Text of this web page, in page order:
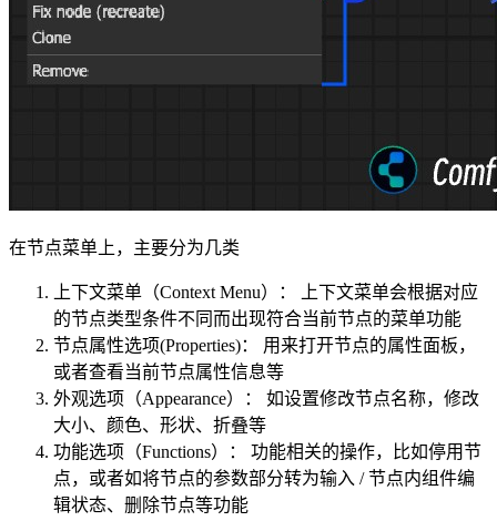
在节点菜单上，主要分为几类
上下文菜单（Context Menu）： 上下文菜单会根据对应
的节点类型条件不同而出现符合当前节点的菜单功能
节点属性选项(Properties)： 用来打开节点的属性面板，
或者查看当前节点属性信息等
外观选项（Appearance）： 如设置修改节点名称，修改
大小、颜色、形状、折叠等
功能选项（Functions）： 功能相关的操作，比如停用节
点，或者如将节点的参数部分转为输入 / 节点内组件编
辑状态、删除节点等功能